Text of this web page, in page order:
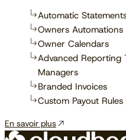
Automatic
Owners Automations
Owner Calendars
Advanced
Managers
Branded Invoices
Custom Payout Rules
En savoir plus